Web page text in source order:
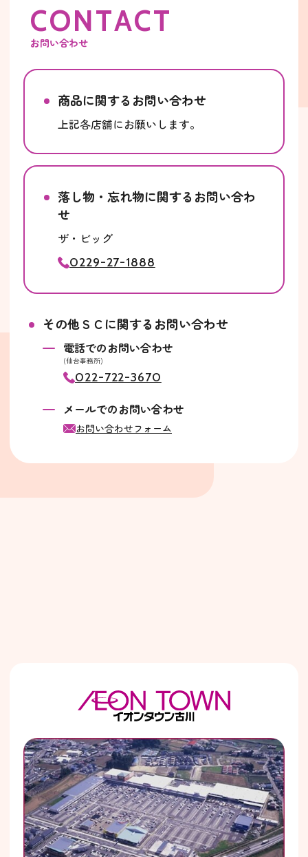
CONTACT
お問い合わせ
商品に関するお問い合わせ
上記各店舗にお願いします。
落し物・忘れ物に関するお問い合わ
せ
ザ・ビッグ
0229-27-1888
その他ＳＣに関するお問い合わせ
電話でのお問い合わせ
(仙台事務所)
022-722-3670
メールでのお問い合わせ
お問い合わせフォーム